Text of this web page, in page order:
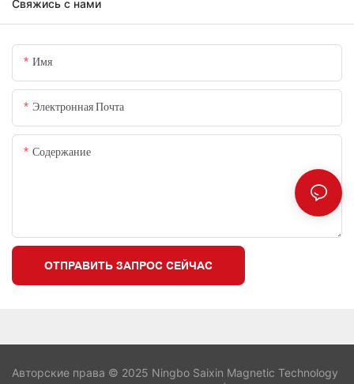
Свяжись с нами
Имя
Электронная Почта
Содержание
ОТПРАВИТЬ ЗАПРОС СЕЙЧАС
Авторские права © 2025 Ningbo Saixin Magnetic Technology